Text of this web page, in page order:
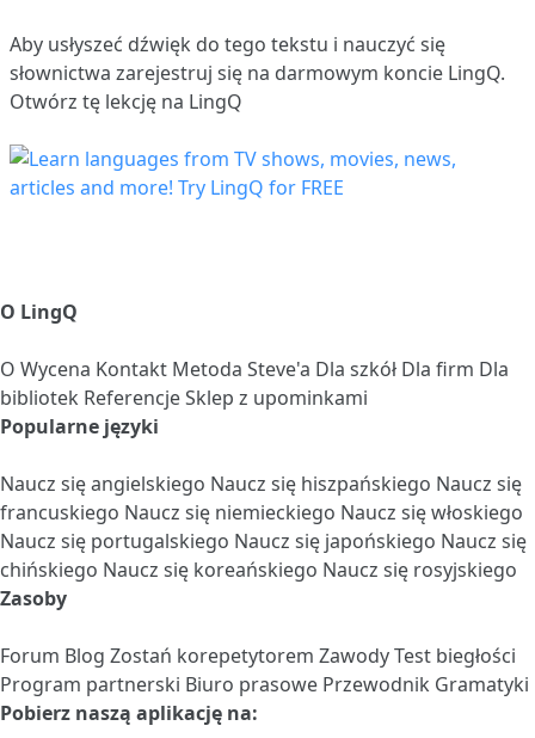
Aby usłyszeć dźwięk do tego tekstu i nauczyć się
słownictwa zarejestruj się na darmowym koncie LingQ.
Otwórz tę lekcję na LingQ
O LingQ
O Wycena Kontakt Metoda Steve'a Dla szkół Dla firm Dla
bibliotek ReferencjeSklep z upominkami
Popularne języki
Naucz się angielskiego Naucz się hiszpańskiego Naucz się
francuskiego Naucz się niemieckiego Naucz się włoskiego
Naucz się portugalskiego Naucz się japońskiego Naucz się
chińskiego Naucz się koreańskiego Naucz się rosyjskiego
Zasoby
Forum Blog Zostań korepetytorem ZawodyTest biegłości
Program partnerski Biuro prasowe Przewodnik Gramatyki
Pobierz naszą aplikację na: